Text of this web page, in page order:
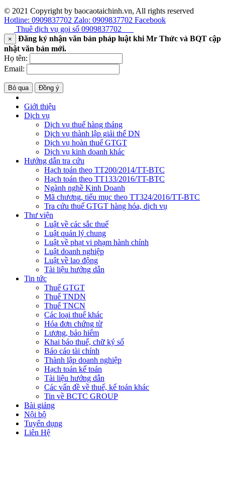
© 2021 Copyright by baocaotaichinh.vn, All rights reserved
Hotline: 0909837702 Zalo: 0909837702 Facebook
Thuê dịch vụ gọi số 0909837702
×
Đăng ký nhận văn bản pháp luật khi Mr Thức và BQT cập
nhật văn bản mới.
Họ tên:
Email:
Bỏ qua Đồng ý
Giới thiệu
Dịch vụ
Dịch vụ thuế hàng tháng
Dịch vụ thành lập giải thể DN
Dịch vụ hoàn thuế GTGT
Dịch vụ kinh doanh khác
Hướng dẫn tra cứu
Hạch toán theo TT200/2014/TT-BTC
Hạch toán theo TT133/2016/TT-BTC
Ngành nghề Kinh Doanh
Mã chương, tiểu mục theo TT324/2016/TT-BTC
Tra cứu thuế GTGT hàng hóa, dịch vụ
Thư viện
Luật về các sắc thuế
Luật quản lý chung
Luật về phạt vi phạm hành chính
Luật doanh nghiệp
Luật về lao động
Tài liệu hướng dẫn
Tin tức
Thuế GTGT
Thuế TNDN
Thuế TNCN
Các loại thuế khác
Hóa đơn chứng từ
Lương, bảo hiểm
Khai báo thuế, chữ ký số
Báo cáo tài chính
Thành lập doanh nghiệp
Hạch toán kế toán
Tài liệu hướng dẫn
Các vấn đề về thuế, kế toán khác
Tin về BCTC GROUP
Bài giảng
Nội bộ
Tuyển dụng
Liên Hệ